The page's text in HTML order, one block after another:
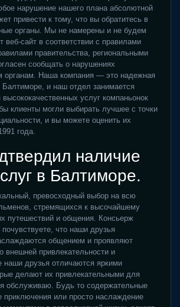
нарушение нашего плана абсолютной
привести к тому, что вы обратитесь в
органы. Мы не намерены и не будем
веб-сайт в соответствии с правилами
правительства, региональными
сообщать о нарушениях
органам. Наша компания — это надежная
Балтиморе, и наш отдел занимается
услуг компаньонок
клиенты могли выбирать лучшее с точки
и вы можете оценить их
года.
наличие
в Балтиморе.
превосходный выбор на всю
стремящихся к высочайшему
путешествий и общения. Консьерж
что наши друзья
общением и проявляют
внешней привлекательности и
наши друзья отличаются яркими
делают их привлекательными для
обслуживаю. Будь то содержательные
приключения или просто наслаждение